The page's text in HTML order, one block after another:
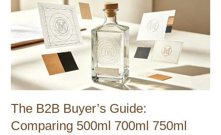
The B2B Buyer’s Guide:
Comparing 500ml 700ml 750ml